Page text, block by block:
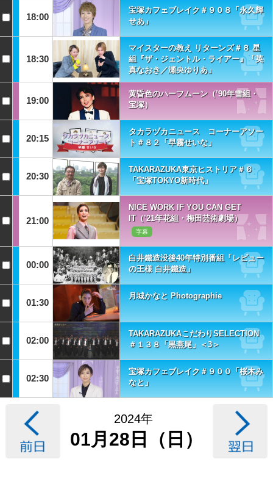
18:00
宝塚カフェブレイク＃９０８「永久輝
せあ」
18:30
マイスターの教え リターンズ＃８ 星
組『ザ・ジェントル・ライアー』「英
真なおき／瀬央ゆりあ」
19:00
黄昏色のハーフムーン（’90年雪組・
宝塚）
20:15
タカラヅカニュース コーナーアソー
ト＃８２「早霧せいな」
20:30
TAKARAZUKA東京ヒストリア＃６
「宝塚TOKYO新時代」
21:00
NICE WORK IF YOU CAN GET
IT（’21年花組・梅田芸術劇場）
字幕
00:00
白井鐵造没後40年特別番組「レビュー
の王様 白井鐵造」
01:30
月城かなと Photographie
02:00
TAKARAZUKAこだわりSELECTION
＃１３８「黒燕尾」＜3＞
02:30
宝塚カフェブレイク＃９００「桜木み
なと」
2024年
01月28日（日）